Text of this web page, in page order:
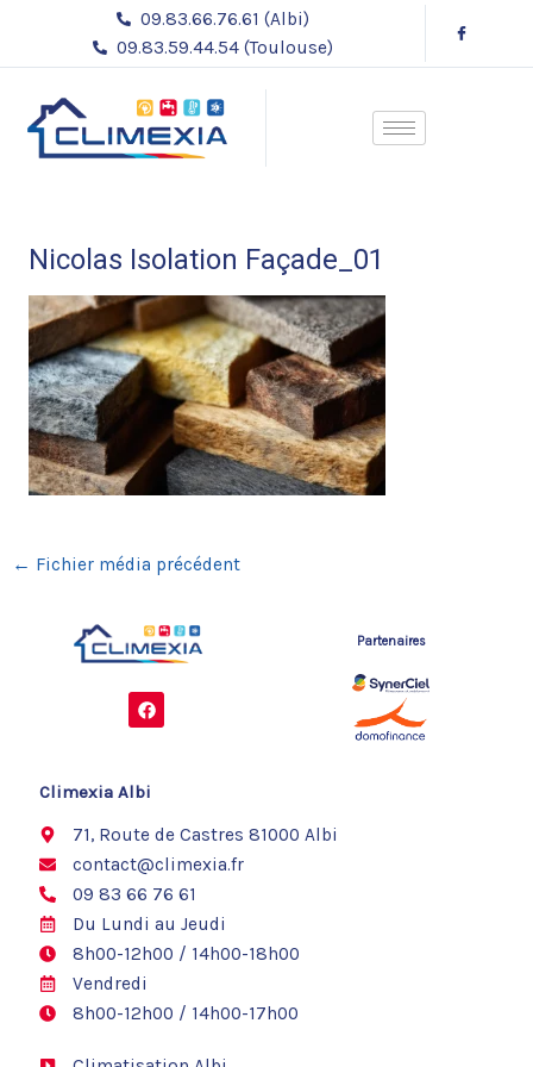
contenu
09.83.66.76.61 (Albi)
09.83.59.44.54 (Toulouse)
Nicolas Isolation Façade_01
articles
← Fichier média précédent
F
a
c
o
Partenaires
Climexia Albi
71, Route de Castres 81000 Albi
contact@climexia.fr
09 83 66 76 61
Du Lundi au Jeudi
8h00-12h00 / 14h00-18h00
Vendredi
8h00-12h00 / 14h00-17h00